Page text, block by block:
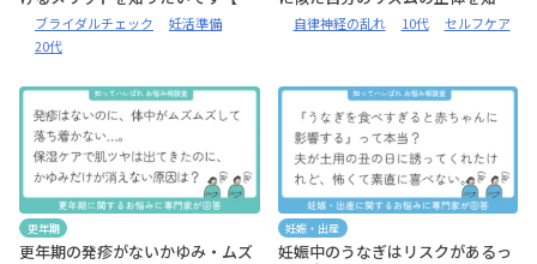
悩み相談室】
ブライダルチェック
妊活準備
20代
たい【お悩み相談室】
自律神経の乱れ 10代 セルフケア
更年期
更年期の発疹がないかゆみ・ムズ
妊娠・出産
妊娠中のうなぎはリスクがあるっ